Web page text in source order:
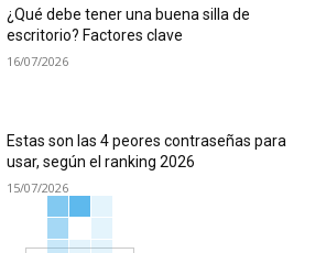
¿Qué debe tener una buena silla de
escritorio? Factores clave
16/07/2026
Estas son las 4 peores contraseñas para
usar, según el ranking 2026
15/07/2026